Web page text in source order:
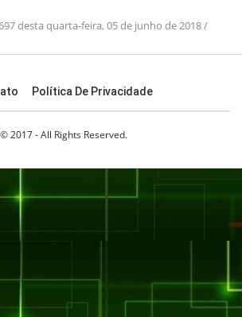
desta quarta-feira, 05 de junho de 2018 /
Política De Privacidade
© 2017 - All Rights Reserved.